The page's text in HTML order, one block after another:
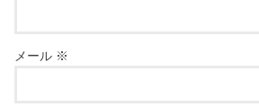
メール ※